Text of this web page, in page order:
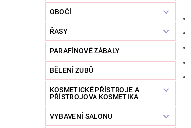
OBOČÍ
ŘASY
PARAFÍNOVÉ ZÁBALY
BĚLENÍ ZUBŮ
KOSMETICKÉ PŘÍSTROJE A
PŘÍSTROJOVÁ KOSMETIKA
VYBAVENÍ SALONU